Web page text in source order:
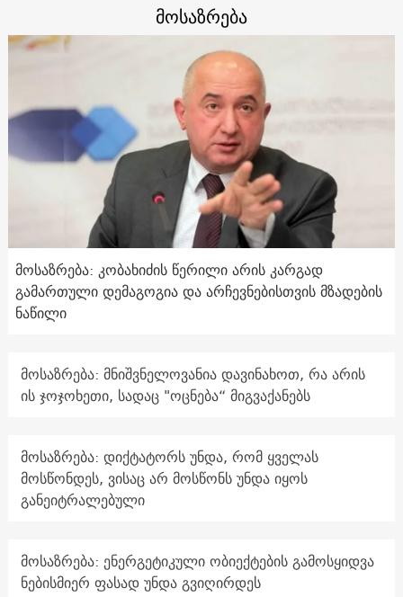
მოსაზრება
მოსაზრება: კობახიძის წერილი არის კარგად
გამართული დემაგოგია და არჩევნებისთვის მზადების
ნაწილი
მოსაზრება: მნიშვნელოვანია დავინახოთ, რა არის
ის ჯოჯოხეთი, სადაც "ოცნება“ მიგვაქანებს
მოსაზრება: დიქტატორს უნდა, რომ ყველას
მოსწონდეს, ვისაც არ მოსწონს უნდა იყოს
განეიტრალებული
მოსაზრება: ენერგეტიკული ობიექტების გამოსყიდვა
ნებისმიერ ფასად უნდა გვიღირდეს